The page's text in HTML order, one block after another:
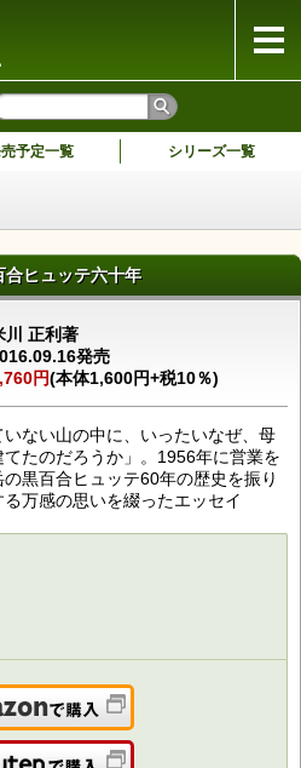
予定一覧 シリーズ一覧
ヒュッテ六十年
川 正利著
発売
円(本体1,600円+税10％)
いない山の中に、いったいなぜ、母
てたのだろうか」。1956年に営業を
黒百合ヒュッテ60年の歴史を振り
万感の思いを綴ったエッセイ
Amazonで購入